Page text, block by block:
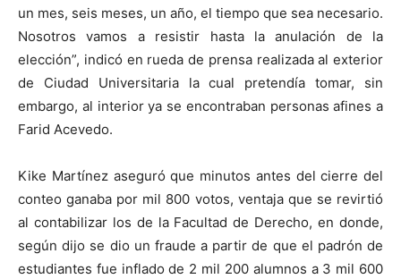
un mes, seis meses, un año, el tiempo que sea necesario.
Nosotros vamos a resistir hasta la anulación de la
elección”, indicó en rueda de prensa realizada al exterior
de Ciudad Universitaria la cual pretendía tomar, sin
embargo, al interior ya se encontraban personas afines a
Farid Acevedo.
Kike Martínez aseguró que minutos antes del cierre del
conteo ganaba por mil 800 votos, ventaja que se revirtió
al contabilizar los de la Facultad de Derecho, en donde,
según dijo se dio un fraude a partir de que el padrón de
estudiantes fue inflado de 2 mil 200 alumnos a 3 mil 600